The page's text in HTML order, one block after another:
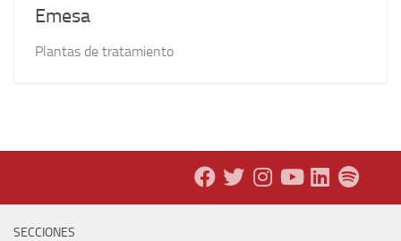
Emesa
Plantas de tratamiento
SECCIONES